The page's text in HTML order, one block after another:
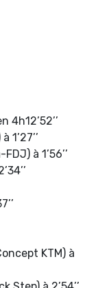
4h12’52’’
à 1’56’’
KTM) à